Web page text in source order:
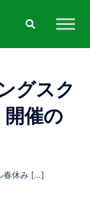
グスク
催の
春休み […]